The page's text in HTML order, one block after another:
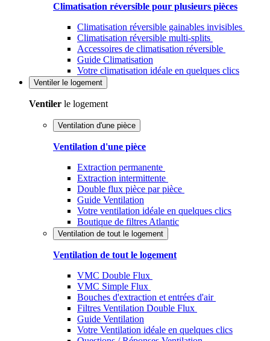
Climatisation réversible pour plusieurs pièces
Climatisation réversible gainables invisibles
Climatisation réversible multi-splits
Accessoires de climatisation réversible
Guide Climatisation
Votre climatisation idéale en quelques clics
Ventiler le logement
Ventiler le logement
Ventilation d'une pièce
Ventilation d'une pièce
Extraction permanente
Extraction intermittente
Double flux pièce par pièce
Guide Ventilation
Votre ventilation idéale en quelques clics
Boutique de filtres Atlantic
Ventilation de tout le logement
Ventilation de tout le logement
VMC Double Flux
VMC Simple Flux
Bouches d'extraction et entrées d'air
Filtres Ventilation Double Flux
Guide Ventilation
Votre Ventilation idéale en quelques clics